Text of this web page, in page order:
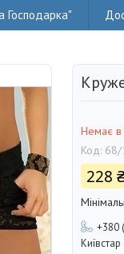
Господарка"
Немає в
Код: 68/
228 ₴
+380
Київстар